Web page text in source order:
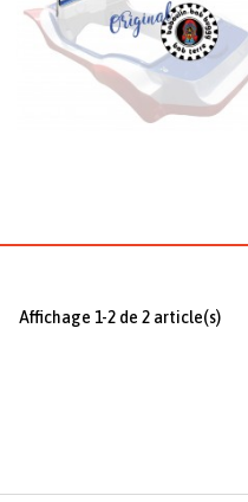
Affichage 1-2 de 2 article(s)